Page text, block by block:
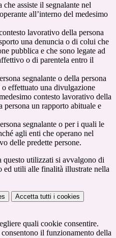
assiste il segnalante nel
all’interno del medesimo
lavorativo della persona
una denuncia o di colui che
pubblica e che sono legate ad
o di parentela entro il
segnalante o della persona
effettuato una divulgazione
contesto lavorativo della
persona un rapporto abituale e
segnalante o per i quali le
agli enti che operano nel
delle predette persone.
questo utilizzati si avvalgono di
ed utili alle finalità illustrate nella
Accetta tutti i cookies
quali cookie consentire.
il funzionamento della